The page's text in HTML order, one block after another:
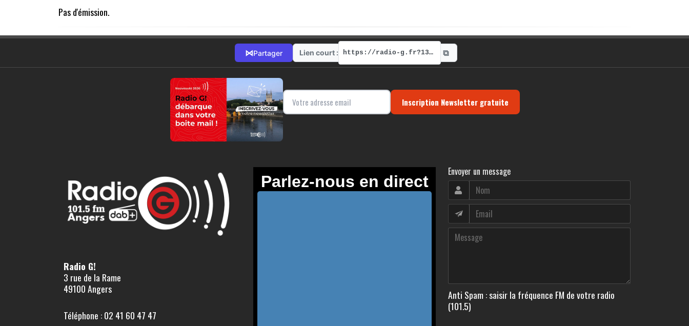
Pas d'émission.
⋈Partager Lien court : https://radio-g.fr?13753 ⧉
Inscription Newsletter gratuite
Radio G!
3 rue de la Rame
49100 Angers
Téléphone : 02 41 60 47 47
Envoyer un message
Anti Spam : saisir la fréquence FM de votre radio
(101.5)